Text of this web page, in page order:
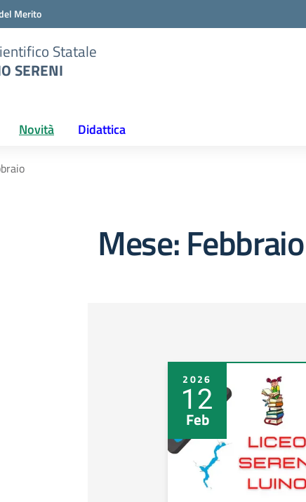
Merito
Statale
SERENI
Novità Didattica
Mese:
2026
12
Feb